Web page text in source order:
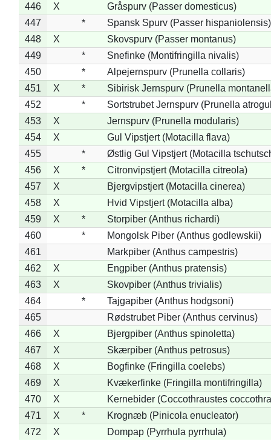
446
X
Gråspurv (Passer domesticus)
447
*
Spansk Spurv (Passer hispaniolensis)
448
X
Skovspurv (Passer montanus)
449
*
Snefinke (Montifringilla nivalis)
450
*
Alpejernspurv (Prunella collaris)
451
X *
Sibirisk Jernspurv (Prunella
452
*
Sortstrubet Jernspurv (Prunella
453
X
Jernspurv (Prunella modularis)
454
X
Gul Vipstjert (Motacilla flava)
455
*
Østlig Gul Vipstjert (Motacilla
456
X *
Citronvipstjert (Motacilla citreola)
457
X
Bjergvipstjert (Motacilla cinerea)
458
X
Hvid Vipstjert (Motacilla alba)
459
X *
Storpiber (Anthus richardi)
460
*
Mongolsk Piber (Anthus godlewskii)
461
Markpiber (Anthus campestris)
462
X
Engpiber (Anthus pratensis)
463
X
Skovpiber (Anthus trivialis)
464
*
Tajgapiber (Anthus hodgsoni)
465
Rødstrubet Piber (Anthus cervinus)
466
X
Bjergpiber (Anthus spinoletta)
467
X
Skærpiber (Anthus petrosus)
468
X
Bogfinke (Fringilla coelebs)
469
X
Kvækerfinke (Fringilla montifringilla)
470
X
Kernebider (Coccothraustes
471
X *
Krognæb (Pinicola enucleator)
472
X
Dompap (Pyrrhula pyrrhula)